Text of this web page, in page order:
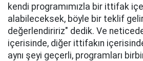
kendi programımızla bir ittifak
alabileceksek, böyle bir teklif
değerlendiririz" dedik. Ve
içerisinde, diğer ittifakın
aynı şeyi geçerli, programları